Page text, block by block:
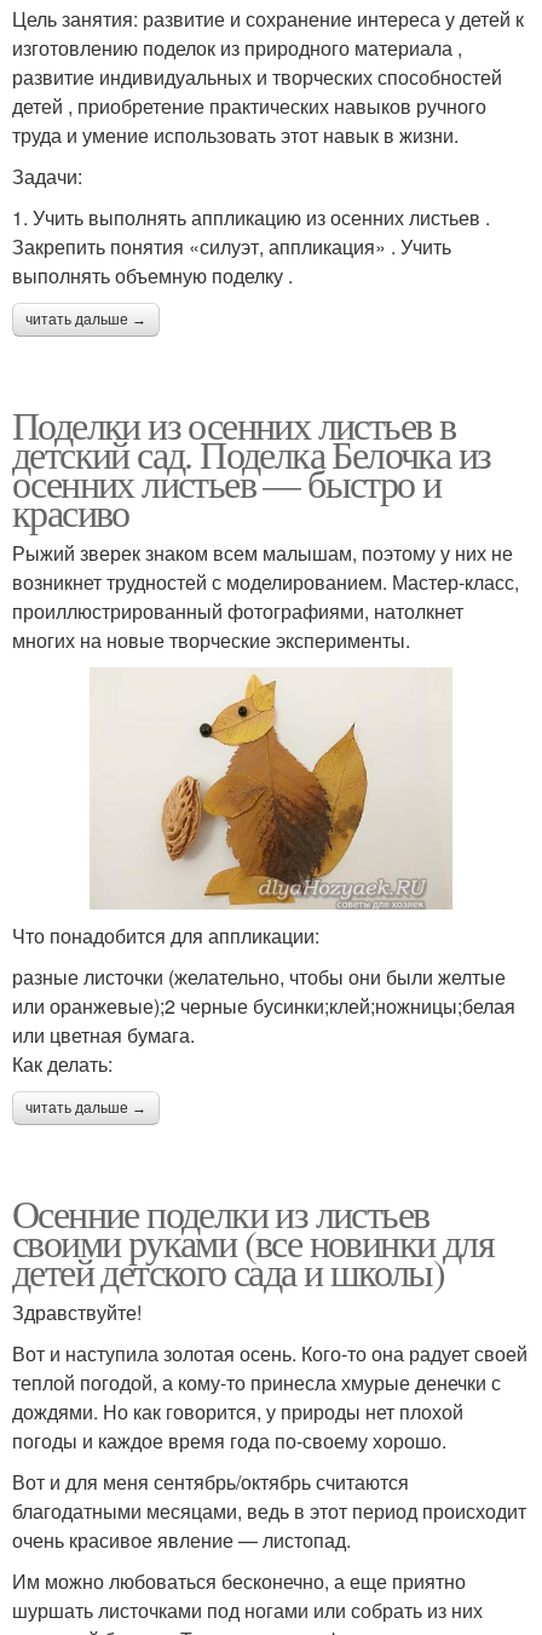
Цель занятия: развитие и сохранение интереса у детей к
изготовлению поделок из природного материала ,
развитие индивидуальных и творческих способностей
детей , приобретение практических навыков ручного
труда и умение использовать этот навык в жизни.
Задачи:
1. Учить выполнять аппликацию из осенних листьев .
Закрепить понятия «силуэт, аппликация» . Учить
выполнять объемную поделку .
читать дальше →
Поделки из осенних листьев в
детский сад. Поделка Белочка из
осенних листьев — быстро и
красиво
Рыжий зверек знаком всем малышам, поэтому у них не
возникнет трудностей с моделированием. Мастер-класс,
проиллюстрированный фотографиями, натолкнет
многих на новые творческие эксперименты.
Что понадобится для аппликации:
разные листочки (желательно, чтобы они были желтые
или оранжевые);2 черные бусинки;клей;ножницы;белая
или цветная бумага.
Как делать:
читать дальше →
Осенние поделки из листьев
своими руками (все новинки для
детей детского сада и школы)
Здравствуйте!
Вот и наступила золотая осень. Кого-то она радует своей
теплой погодой, а кому-то принесла хмурые денечки с
дождями. Но как говорится, у природы нет плохой
погоды и каждое время года по-своему хорошо.
Вот и для меня сентябрь/октябрь считаются
благодатными месяцами, ведь в этот период происходит
очень красивое явление — листопад.
Им можно любоваться бесконечно, а еще приятно
шуршать листочками под ногами или собрать из них